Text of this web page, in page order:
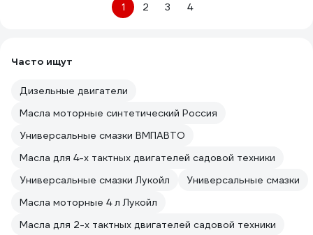
1 2 3 4
Часто ищут
Дизельные двигатели
Масла моторные синтетический Россия
Универсальные смазки ВМПАВТО
Масла для 4-х тактных двигателей садовой техники
Универсальные смазки Лукойл
Универсальные смазки
Масла моторные 4 л Лукойл
Масла для 2-х тактных двигателей садовой техники